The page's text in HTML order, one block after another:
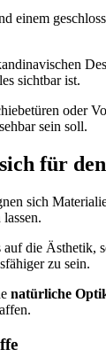
einem
sichtbar ist.
oder
sein soll.
für
sich
die Ästhetik,
zu sein.
natürliche